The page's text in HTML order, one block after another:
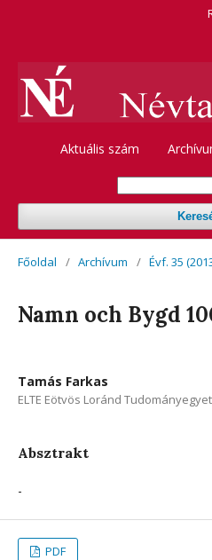
Aktuális szám
Főoldal / Archívum / Évf. 35
Namn och Bygd
Tamás Farkas
ELTE Eötvös Loránd
Absztrakt
-
PDF